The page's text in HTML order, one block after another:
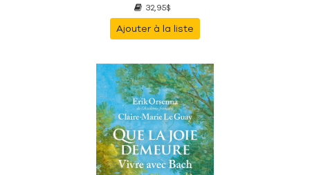
32,95$
Ajouter à la liste